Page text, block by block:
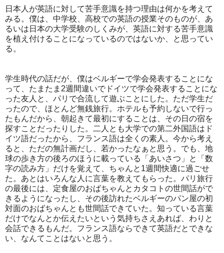
日本人が英語に対して苦手意識を持つ理由は何かを考えて
みる。僕は、中学校、高校での英語の授業そのものが、あ
るいは日本の大学受験のしくみが、英語に対する苦手意識
を植え付けることになっているのではないか、と思ってい
る。
学生時代の話だが、僕はベルギーで学会発表することにな
って、たまたま2週間違いでドイツで学会発表することにな
った友人と、パリで合流して遊ぶことにした。ただ学生だ
ったので、ほとんど無銭旅行。ホテルも予約しないで行っ
たもんだから、朝起きて最初にすることは、その日の宿を
探すことだったりした。二人とも大学での第二外国語はド
イツ語だったから、フランス語は全くの素人。今から考え
ると、ただの無計画だし、若かったなぁと思う。でも、地
球の歩き方の後ろのほうに載っている「あいさつ」と「数
字の読み方」だけを覚えて、ちゃんと1週間快適に過ごせ
た。あとはいろんな人に言葉を教えてもらった。パリ旅行
の最後には、定食屋のおばちゃんとカタコトの世間話がで
きるようになったし、その後訪れたベルギーのパン屋の初
対面のおばちゃんとも世間話できていた。知っている言葉
だけでなんとか伝えたいという気持ちさえあれば、わりと
会話できるもんだ。フランス語ならできて英語だとできな
い、なんてことはないと思う。